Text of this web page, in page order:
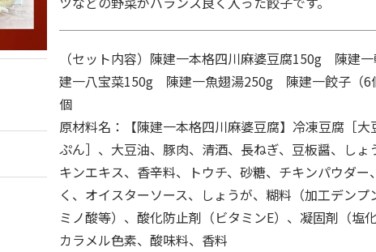
（セット内容）陳建一本格四川麻婆豆腐150g 陳建
建一八宝菜150g 陳建一魚翅湯250g 陳建一餃子（
原材料名：【陳建一本格四川麻婆豆腐】冷凍豆腐［大
ぷん］、大豆油、豚肉、清酒、長ねぎ、豆板醤、しょ
キンエキス、香辛料、トウチ、砂糖、チキンパウダー
く、オイスターソース、しょうが、糊料（加工デンプ
ミノ酸等）、酸化防止剤（ビタミンE）、凝固剤（塩
カラメル色素、酸味料、香料